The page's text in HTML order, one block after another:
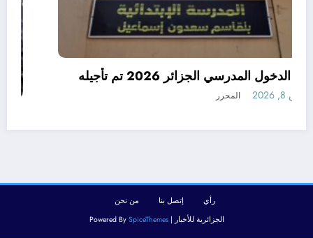
رسميا الدخول المدرسي الجزائر 2026 تم تأجيله
أغسطس 8, 2026
رأي إتصل بنا
من نحن
الجزائرية للأخبار | Powered BySpiceThemes